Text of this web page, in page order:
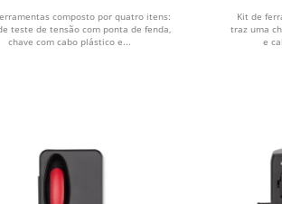
composto por quatro itens:
teste de tensão com ponta de fenda,
chave com cabo plástico e...
Kit de
traz uma
e